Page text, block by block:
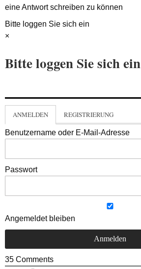
eine Antwort schreiben zu können
Bitte loggen Sie sich ein
×
Bitte loggen Sie sich ein
ANMELDEN REGISTRIERUNG
Benutzername oder E-Mail-Adresse
Passwort
Angemeldet bleiben
35 Comments